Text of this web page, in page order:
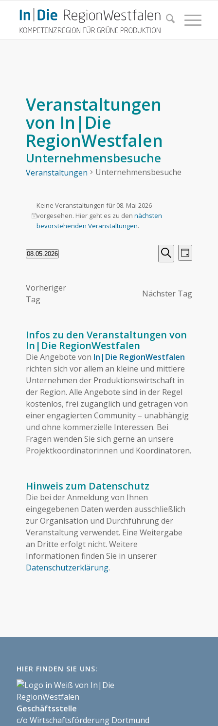
Veranstaltungen
von In|Die
RegionWestfalen
Unternehmensbesuche
Veranstaltungen Unternehmensbesuche
für
08.
2026
Hinweis
Keine Veranstaltungen für 08. Mai 2026
vorgesehen. Hier geht es zu den nächsten
bevorstehenden Veranstaltungen.
Suche
Suche
Tag
08.05.2026
Vorheriger
Tag
Nächster Tag
Infos zu den Veranstaltungen von
In|Die RegionWestfalen
Die Angebote von In|Die RegionWestfalen
richten sich vor allem an kleine und mittlere
Unternehmen der Produktionswirtschaft in
der Region. Alle Angebote sind in der Regel
kostenlos, frei zugänglich und getragen von
einer engagierten Community – unabhängig
und ohne kommerzielle Interessen. Bei
Fragen wenden Sie sich gerne an unsere
Projektkoordinatorinnen und Koordinatoren.
Hinweis zum Datenschutz
Die bei der Anmeldung von Ihnen
eingegebenen Daten werden ausschließlich
zur Organisation und Durchführung der
Veranstaltung verwendet. Eine Weitergabe
an Dritte erfolgt nicht. Weitere
Informationen finden Sie in unserer
Datenschutzerklärung.
HIER FINDEN SIE UNS:
Geschäftsstelle
c/o Wirtschaftsförderung Dortmund